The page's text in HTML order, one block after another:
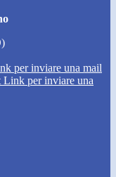
per inviare una mail
Link per inviare una